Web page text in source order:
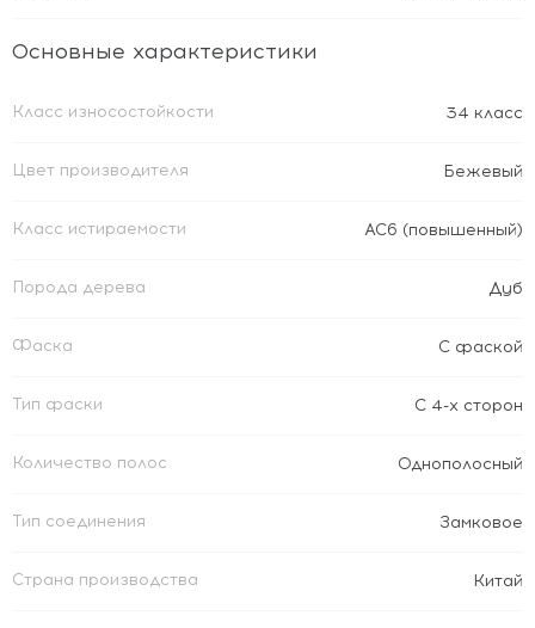
Основные характеристики
Класс износостойкости 34 класс
Цвет производителя Бежевый
Класс истираемости АС6 (повышенный)
Порода дерева Дуб
Фаска С фаской
Тип фаски С 4-х сторон
Количество полос Однополосный
Тип соединения Замковое
Страна производства Китай